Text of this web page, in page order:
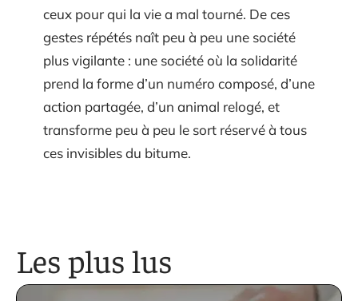
ceux pour qui la vie a mal tourné. De ces
gestes répétés naît peu à peu une société
plus vigilante : une société où la solidarité
prend la forme d’un numéro composé, d’une
action partagée, d’un animal relogé, et
transforme peu à peu le sort réservé à tous
ces invisibles du bitume.
Les plus lus